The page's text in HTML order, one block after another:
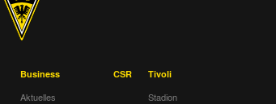
Business
Aktuelles
CSR
Tivoli
Stadion